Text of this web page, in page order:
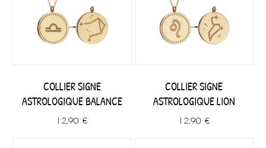
COLLIER SIGNE
ASTROLOGIQUE BALANCE
12,90 €
COLLIER SIGNE
ASTROLOGIQUE LION
12,90 €